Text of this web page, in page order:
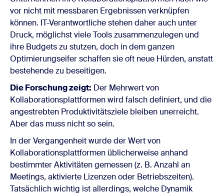
vor nicht mit messbaren Ergebnissen verknüpfen
können. IT-Verantwortliche stehen daher auch unter
Druck, möglichst viele Tools zusammenzulegen und
ihre Budgets zu stutzen, doch in dem ganzen
Optimierungseifer schaffen sie oft neue Hürden, anstatt
bestehende zu beseitigen.
Die Forschung zeigt: Der Mehrwert von
Kollaborationsplattformen wird falsch definiert, und die
angestrebten Produktivitätsziele bleiben unerreicht.
Aber das muss nicht so sein.
In der Vergangenheit wurde der Wert von
Kollaborationsplattformen üblicherweise anhand
bestimmter Aktivitäten gemessen (z. B. Anzahl an
Meetings, aktivierte Lizenzen oder Betriebszeiten).
Tatsächlich wichtig ist allerdings, welche Dynamik